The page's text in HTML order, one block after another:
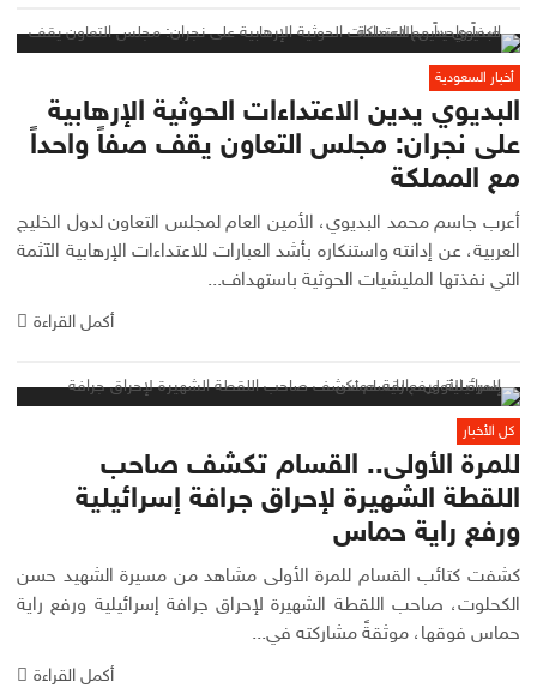
أخبار السعودية
البديوي يدين الاعتداءات الحوثية الإرهابية
على نجران: مجلس التعاون يقف صفاً واحداً
مع المملكة
أعرب جاسم محمد البديوي، الأمين العام لمجلس التعاون لدول الخليج
العربية، عن إدانته واستنكاره بأشد العبارات للاعتداءات الإرهابية الآثمة
التي نفذتها المليشيات الحوثية باستهداف...
أكمل القراءة
كل الأخبار
للمرة الأولى.. القسام تكشف صاحب
اللقطة الشهيرة لإحراق جرافة إسرائيلية
ورفع راية حماس
كشفت كتائب القسام للمرة الأولى مشاهد من مسيرة الشهيد حسن
الكحلوت، صاحب اللقطة الشهيرة لإحراق جرافة إسرائيلية ورفع راية
حماس فوقها، موثقةً مشاركته في...
أكمل القراءة